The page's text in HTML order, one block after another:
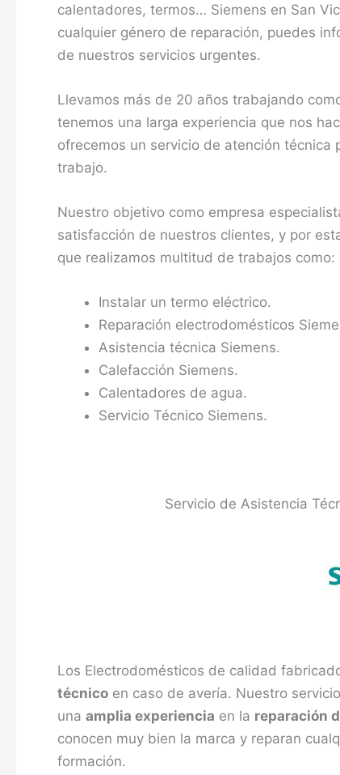
calentadores, termos… Siemens en San
cualquier género de reparación, puedes
de nuestros servicios urgentes.
Llevamos más de 20 años trabajando
tenemos una larga experiencia que nos
ofrecemos un servicio de atención
trabajo.
Nuestro objetivo como empresa
satisfacción de nuestros clientes, y por
que realizamos multitud de trabajos como:
Instalar un termo eléctrico.
Reparación electrodomésticos
Asistencia técnica Siemens.
Calefacción Siemens.
Calentadores de agua.
Servicio Técnico Siemens.
Servicio de Asistencia
Los Electrodomésticos de calidad
técnico en caso de avería. Nuestro
una amplia experiencia en la reparación
conocen muy bien la marca y reparan
formación.